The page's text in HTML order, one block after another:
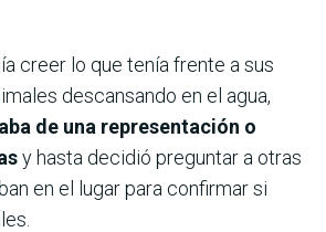
creer lo que tenía frente a sus
descansando en el agua,
de una representación o
y hasta decidió preguntar a otras
en el lugar para confirmar si